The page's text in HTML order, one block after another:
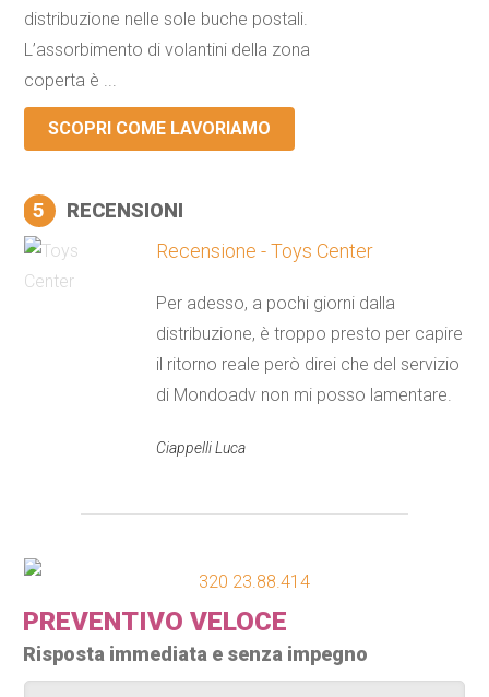
distribuzione nelle sole buche postali.
L’assorbimento di volantini della zona
coperta è ...
SCOPRI COME LAVORIAMO
5
RECENSIONI
Recensione - Toys Center
Per adesso, a pochi giorni dalla
distribuzione, è troppo presto per capire
il ritorno reale però direi che del servizio
di Mondoadv non mi posso lamentare.
Ciappelli Luca
320 23.88.414
PREVENTIVO VELOCE
Risposta immediata e senza impegno